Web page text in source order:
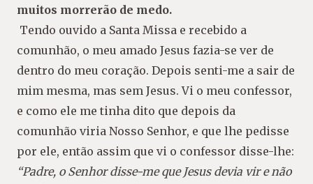
muitos morrerão de medo.
Tendo ouvido a Santa Missa e recebido a
comunhão, o meu amado Jesus fazia-se ver de
dentro do meu coração. Depois senti-me a sair de
mim mesma, mas sem Jesus. Vi o meu confessor,
e como ele me tinha dito que depois da
comunhão viria Nosso Senhor, e que lhe pedisse
por ele, então assim que vi o confessor disse-lhe:
“Padre, o Senhor disse-meque Jesus devia vir e não